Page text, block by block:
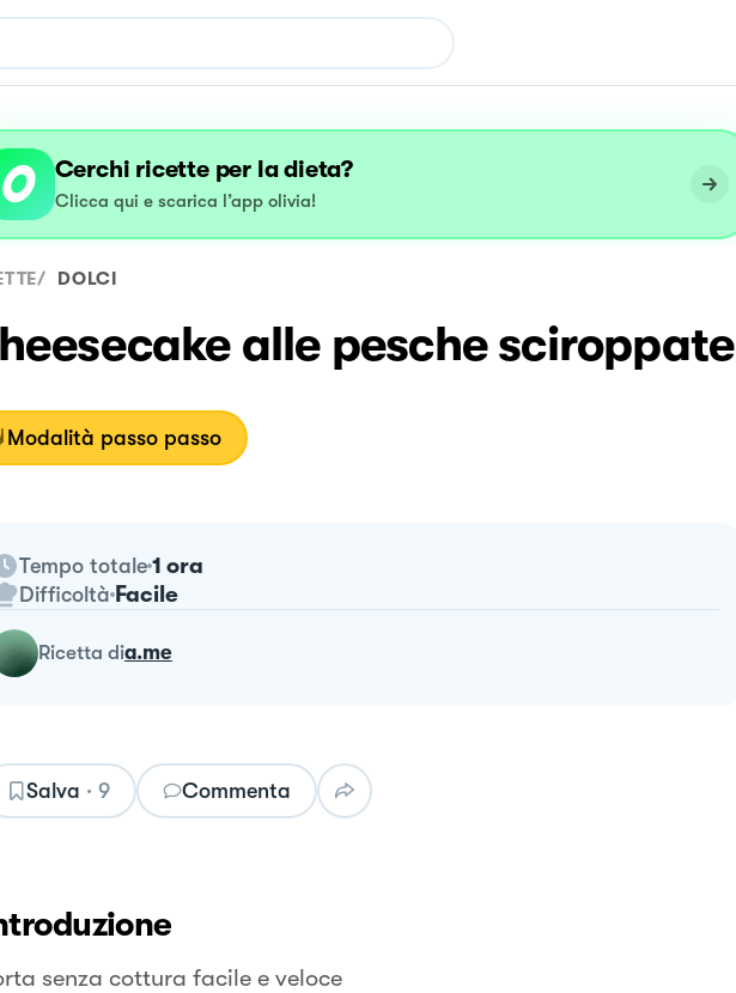
Cerchi ricette per la dieta?
Clicca qui e scarica l’app olivia!
/ DOLCI
alle pesche sciroppate
Modalità passo passo
Tempo totale 1 ora
Difficoltà Facile
ricetta dia.me
Salva · 9 Commenta
senza cottura facile e veloce